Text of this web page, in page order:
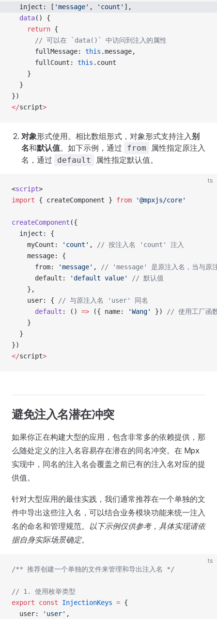
  inject: [
'message' , 'count' ],
  data
() {
    return
{
      // 可以在 `data()` 中访问到注入的属性
      fullMessage:
this .message,
      fullCount:
this .count
    }
  }
})
</script>
对象形式使用。相比数组形式，对象形式支持注入 别
名和默认值。如下示例，通过 from
属性指定原注入
名，通过
default 属性指定默认值。
ts
<script>
import { createComponent } from '@mpxjs/core'
createComponent ({
  inject: {
    myCount:
'count' ,
// 按注入名 'count' 注入
    message: {
      from:
'message' ,
// 'message' 是原注入名，当与原注
      default:
'default value'
// 默认值
    },
    user: {
// 与原注入名 'user' 同名
      default
: () => ({ name: 'Wang' })
// 使用工厂函
    }
  }
})
</script>
避免注入名潜在冲突
如果你正在构建大型的应用，包含非常多的依赖提供，那
么随处定义的注入名容易存在潜在的同名冲突。在 Mpx
实现中，同名的注入名会覆盖之前已有的注入名对应的提
供值。
针对大型应用的最佳实践，我们通常推荐在一个单独的文
件中导出这些注入名，可以结合业务模块功能来统一注入
名的命名和管理规范。 以下示例仅供参考，具体实现请依
据自身实际场景确定。
ts
/** 推荐创建一个单独的文件来管理和导出注入名 */
// 1. 使用枚举类型
export const InjectionKeys = {
  user:
'user' ,